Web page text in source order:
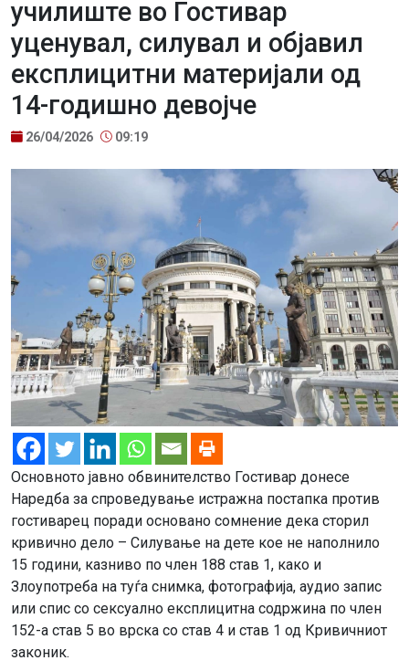
училиште во Гостивар
уценувал, силувал и објавил
експлицитни материјали од
14-годишно девојче
26/04/2026 09:19
Основното јавно обвинителство Гостивар донесе
Наредба за спроведување истражна постапка против
гостиварец поради основано сомнение дека сторил
кривично дело – Силување на дете кое не наполнило
15 години, казниво по член 188 став 1, како и
Злоупотреба на туѓа снимка, фотографија, аудио запис
или спис со сексуално експлицитна содржина по член
152-а став 5 во врска со став 4 и став 1 од Кривичниот
законик.